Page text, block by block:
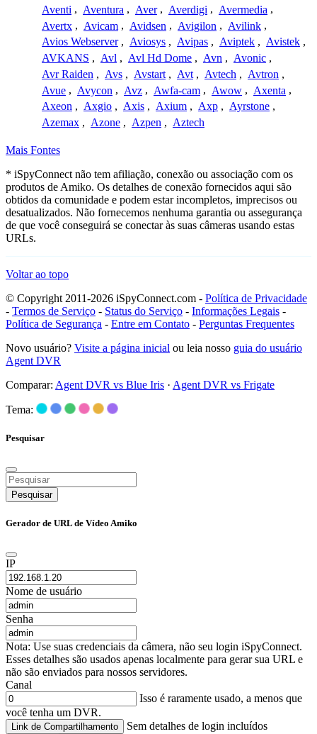
Aventi , Aventura , Aver , Averdigi , Avermedia ,
Avertx , Avicam , Avidsen , Avigilon , Avilink ,
Avios Webserver , Aviosys , Avipas , Aviptek , Avistek ,
AVKANS , Avl , Avl Hd Dome , Avn , Avonic ,
Avr Raiden , Avs , Avstart , Avt , Avtech , Avtron ,
Avue , Avycon , Avz , Awfa-cam , Awow , Axenta ,
Axeon , Axgio , Axis , Axium , Axp , Ayrstone ,
Azemax , Azone , Azpen , Aztech
Mais Fontes
* iSpyConnect não tem afiliação, conexão ou associação com os
produtos de Amiko. Os detalhes de conexão fornecidos aqui são
obtidos da comunidade e podem estar incompletos, imprecisos ou
desatualizados. Não fornecemos nenhuma garantia ou assegurança
de que você conseguirá se conectar às suas câmeras usando estas
URLs.
Voltar ao topo
© Copyright 2011-2026 iSpyConnect.com - Política de Privacidade
- Termos de Serviço - Status do Serviço - Informações Legais -
Política de Segurança - Entre em Contato - Perguntas Frequentes
Novo usuário? Visite a página inicial ou leia nosso guia do usuário
Agent DVR
Comparar: Agent DVR vs Blue Iris · Agent DVR vs Frigate
Tema:
Pesquisar
Pesquisar
Gerador de URL de Vídeo Amiko
IP
Nome de usuário
Senha
Nota: Use suas credenciais da câmera, não seu login iSpyConnect.
Esses detalhes são usados apenas localmente para gerar sua URL e
não são enviados para nossos servidores.
Canal
Isso é raramente usado, a menos que
você tenha um DVR.
Link de Compartilhamento Sem detalhes de login incluídos